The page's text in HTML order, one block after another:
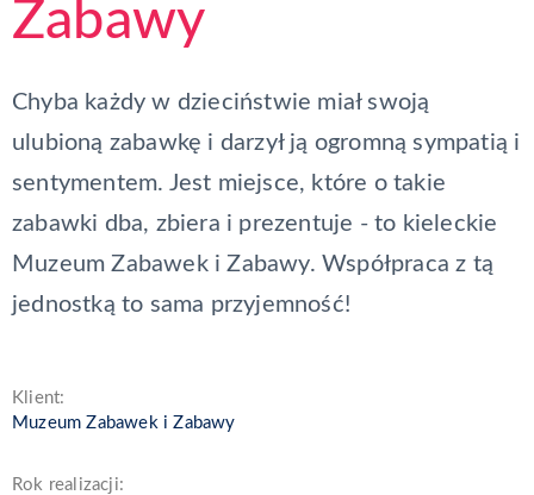
Zabawy
Chyba każdy w dzieciństwie miał swoją
ulubioną zabawkę i darzył ją ogromną sympatią i
sentymentem. Jest miejsce, które o takie
zabawki dba, zbiera i prezentuje - to kieleckie
Muzeum Zabawek i Zabawy. Współpraca z tą
jednostką to sama przyjemność!
Klient:
Muzeum Zabawek i Zabawy
Rok realizacji: